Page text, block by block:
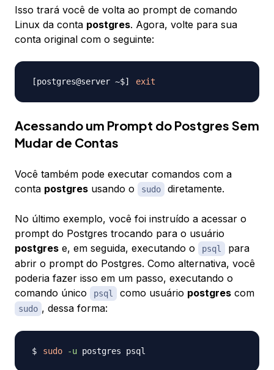
Isso trará você de volta ao prompt de comando
Linux da conta postgres. Agora, volte para sua
conta original com o seguinte:
exit
Acessando um Prompt do Postgres Sem
Mudar de Contas
Você também pode executar comandos com a
conta postgres usando o sudo diretamente.
No último exemplo, você foi instruído a acessar o
prompt do Postgres trocando para o usuário
postgres e, em seguida, executando o psql
para
abrir o prompt do Postgres. Como alternativa, você
poderia fazer isso em um passo, executando o
comando único
psql como usuário postgres com
sudo , dessa forma:
sudo -u